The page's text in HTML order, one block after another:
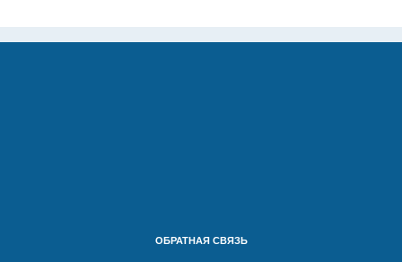
ОБРАТНАЯ СВЯЗЬ